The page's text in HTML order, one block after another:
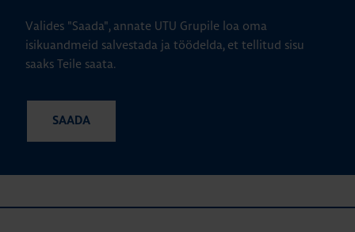
Valides "Saada", annate UTU Grupile loa oma
isikuandmeid salvestada ja töödelda, et tellitud sisu
saaks Teile saata.